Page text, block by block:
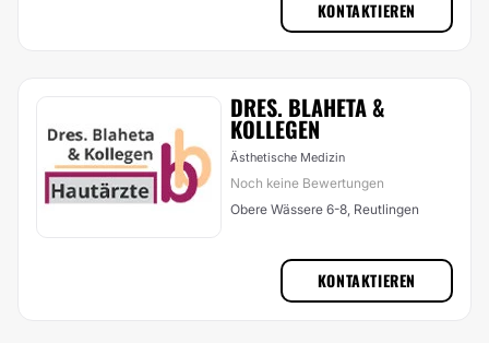
KONTAKTIEREN
DRES. BLAHETA &
KOLLEGEN
Ästhetische Medizin
Noch keine Bewertungen
Obere Wässere 6-8, Reutlingen
KONTAKTIEREN